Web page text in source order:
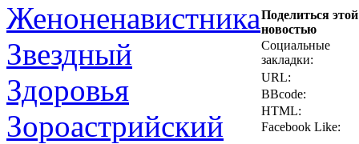
Женоненавистника
Звездный
Здоровья
Зороастрийский
Поделиться этой
новостью
Социальные
закладки:
URL:
BBcode:
HTML:
Facebook Like: